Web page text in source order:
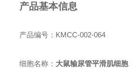
产品基本信息
产品编号：KMCC-002-064
细胞名称： 大鼠输尿管平滑肌细胞